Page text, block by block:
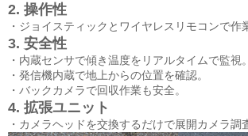
2. 操作性
・ジョイスティックとワイヤレスリモコンで作
3. 安全性
・内蔵センサで傾き温度をリアルタイムで監視。
・発信機内蔵で地上からの位置を確認。
・バックカメラで回収作業も安全。
4. 拡張ユニット
・カメラヘッドを交換するだけで展開カメラ調